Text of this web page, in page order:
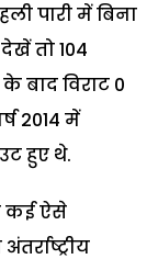
पारी में बिना
तो 104
बाद विराट 0
2014 में
हुए थे.
कई ऐसे